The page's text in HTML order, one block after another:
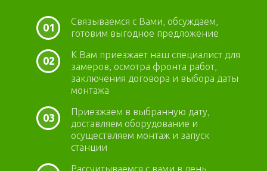
01
Связываемся с Вами, обсуждаем,
готовим выгодное предложение
02
К Вам приезжает наш специалист для
замеров, осмотра фронта работ,
заключения договора и выбора даты
монтажа
03
Приезжаем в выбранную дату,
доставляем оборудование и
осуществляем монтаж и запуск
станции
Рассчитываемся с вами в день